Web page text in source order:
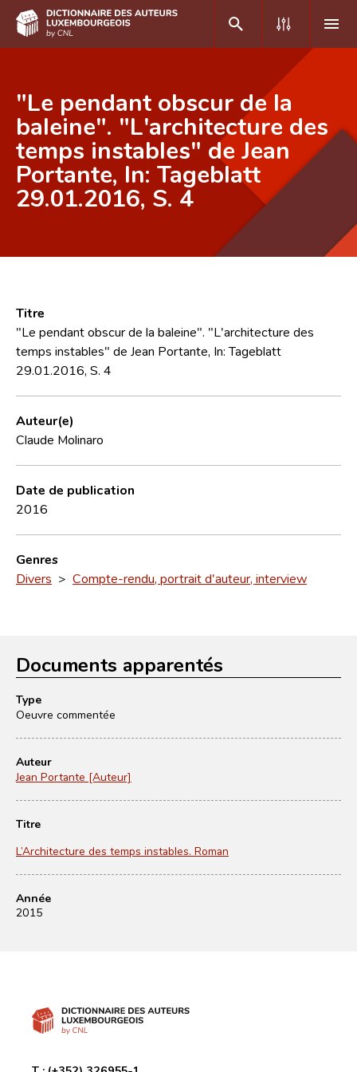
DE FR
Accueil
Auteur(e)s A-Z
Recherche avancée
Équipe scientifique
Contact
"Le pendant obscur de la
baleine". "L'architecture des
temps instables" de Jean
Portante, In: Tageblatt
29.01.2016, S. 4
Titre
"Le pendant obscur de la baleine". "L'architecture des
temps instables" de Jean Portante, In: Tageblatt
29.01.2016, S. 4
Auteur(e)
Claude Molinaro
Date de publication
2016
Genres
Divers > Compte-rendu, portrait d'auteur, interview
Documents apparentés
Type
Oeuvre commentée
Auteur
Jean Portante [Auteur]
Titre
L’Architecture des temps instables. Roman
Année
2015